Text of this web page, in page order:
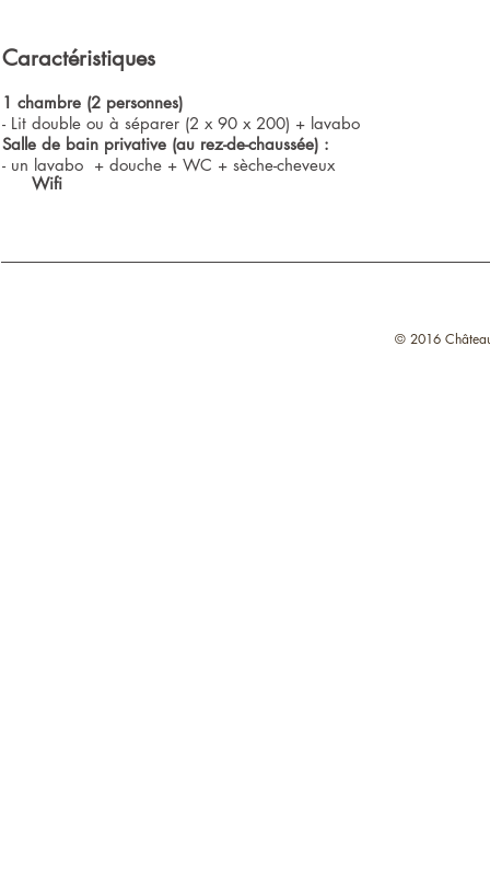
Caractéristiques
1 chambre (2 personnes)
- Lit double ou à séparer (2 x 90 x 200) + lavabo
Salle de bain privative (au rez-de-chaussée) :
- un lavabo + douche + WC + sèche-cheveux
Wifi
© 2016